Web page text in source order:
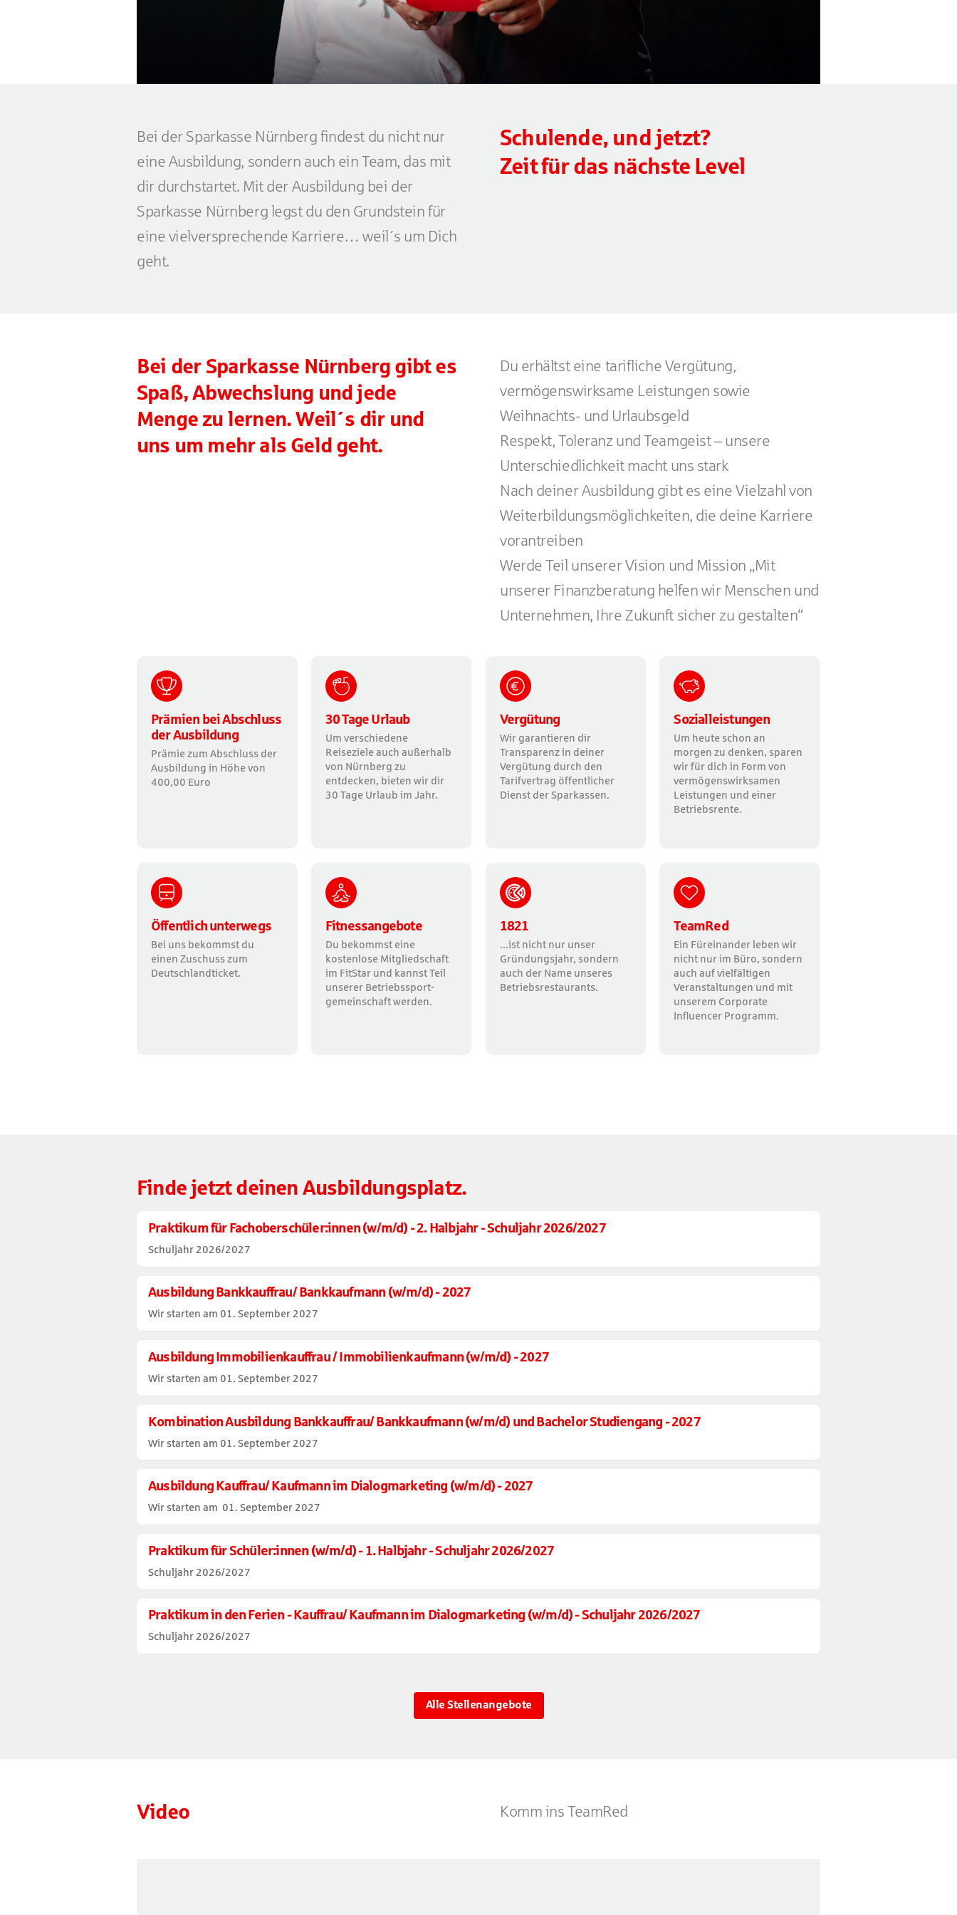
Schulende, und jetzt?
Zeit für das nächste Level
Bei der Sparkasse Nürnberg findest du nicht nur
eine Ausbildung, sondern auch ein Team, das mit
dir durchstartet. Mit der Ausbildung bei der
Sparkasse Nürnberg legst du den Grundstein für
eine vielversprechende Karriere… weil´s um Dich
geht.
Bei der Sparkasse Nürnberg gibt es
Spaß, Abwechslung und jede
Menge zu lernen. Weil´s dir und
uns um mehr als Geld geht.
Du erhältst eine tarifliche Vergütung,
vermögenswirksame Leistungen sowie
Weihnachts- und Urlaubsgeld
Respekt, Toleranz und Teamgeist – unsere
Unterschiedlichkeit macht uns stark
Nach deiner Ausbildung gibt es eine Vielzahl von
Weiterbildungsmöglichkeiten, die deine Karriere
vorantreiben
Werde Teil unserer Vision und Mission „Mit
unserer Finanzberatung helfen wir Menschen und
Unternehmen, Ihre Zukunft sicher zu gestalten“
Prämien bei Abschluss
der Ausbildung
Prämie zum Abschluss der
Ausbildung in Höhe von
400,00 Euro
30 Tage Urlaub
Um verschiedene
Reiseziele auch außerhalb
von Nürnberg zu
entdecken, bieten wir dir
30 Tage Urlaub im Jahr.
Vergütung
Wir garantieren dir
Transparenz in deiner
Vergütung durch den
Tarifvertrag öffentlicher
Dienst der Sparkassen.
Sozialleistungen
Um heute schon an
morgen zu denken, sparen
wir für dich in Form von
vermögenswirksamen
Leistungen und einer
Betriebsrente.
Öffentlich unterwegs
Bei uns bekommst du
einen Zuschuss zum
Deutschlandticket.
Fitnessangebote
Du bekommst eine
kostenlose Mitgliedschaft
im FitStar und kannst Teil
unserer Betriebssport-
gemeinschaft werden.
1821
...ist nicht nur unser
Gründungsjahr, sondern
auch der Name unseres
Betriebsrestaurants.
TeamRed
Ein Füreinander leben wir
nicht nur im Büro, sondern
auch auf vielfältigen
Veranstaltungen und mit
unserem Corporate
Influencer Programm.
Finde jetzt deinen Ausbildungsplatz.
Praktikum für Fachoberschüler:innen (w/m/d) - 2. Halbjahr - Schuljahr 2026/2027
Schuljahr 2026/2027
Ausbildung Bankkauffrau/ Bankkaufmann (w/m/d) - 2027
Wir starten am 01. September 2027
Ausbildung Immobilienkauffrau / Immobilienkaufmann (w/m/d) - 2027
Wir starten am 01. September 2027
Kombination Ausbildung Bankkauffrau/ Bankkaufmann (w/m/d) und Bachelor Studiengang - 2027
Wir starten am 01. September 2027
Ausbildung Kauffrau/ Kaufmann im Dialogmarketing (w/m/d) - 2027
Wir starten am 01. September 2027
Praktikum für Schüler:innen (w/m/d) - 1. Halbjahr - Schuljahr 2026/2027
Schuljahr 2026/2027
Praktikum in den Ferien - Kauffrau/ Kaufmann im Dialogmarketing (w/m/d) - Schuljahr 2026/2027
Schuljahr 2026/2027
Alle Stellenangebote
Video Komm ins TeamRed